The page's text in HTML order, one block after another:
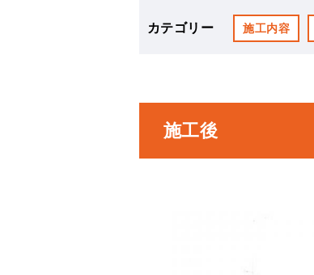
カテゴリー 施工内容
施工後